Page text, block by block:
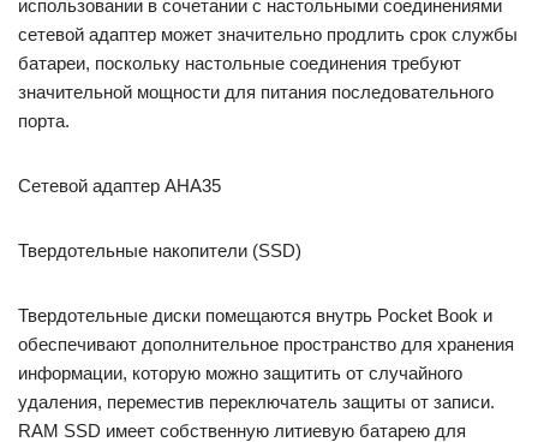
использовании в сочетании с настольными соединениями
сетевой адаптер может значительно продлить срок службы
батареи, поскольку настольные соединения требуют
значительной мощности для питания последовательного
порта.
Сетевой адаптер AHA35
Твердотельные накопители (SSD)
Твердотельные диски помещаются внутрь Pocket Book и
обеспечивают дополнительное пространство для хранения
информации, которую можно защитить от случайного
удаления, переместив переключатель защиты от записи.
RAM SSD имеет собственную литиевую батарею для